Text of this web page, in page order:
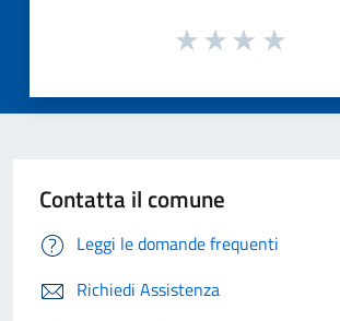
Contatta il comune
Leggi le domande frequenti
Richiedi Assistenza